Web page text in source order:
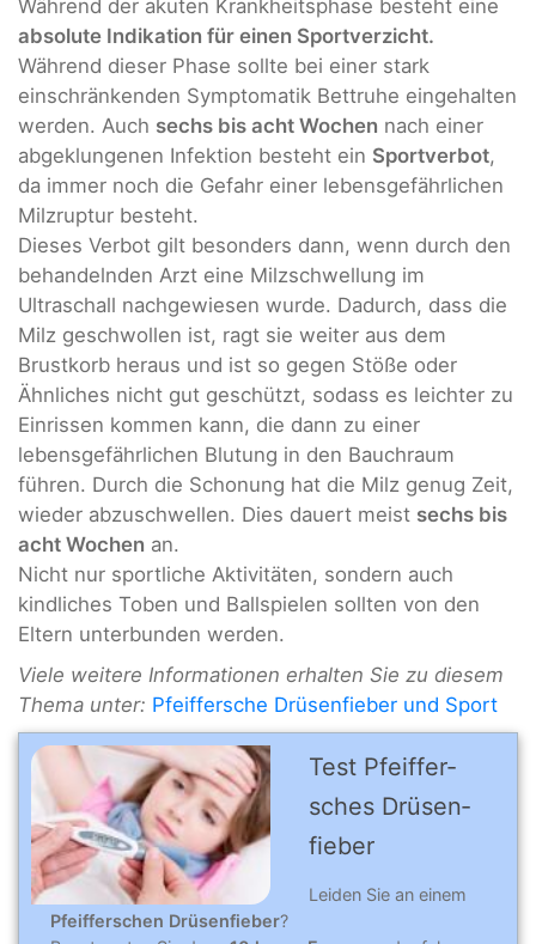
Während der akuten Krankheitsphase besteht eine
absolute Indikation für einen Sportverzicht.
Während dieser Phase sollte bei einer stark
einschränkenden Symptomatik Bettruhe eingehalten
werden. Auch sechs bis acht Wochen nach einer
abgeklungenen Infektion besteht ein Sportverbot,
da immer noch die Gefahr einer lebensgefährlichen
Milzruptur besteht.
Dieses Verbot gilt besonders dann, wenn durch den
behandelnden Arzt eine Milzschwellung im
Ultraschall nachgewiesen wurde. Dadurch, dass die
Milz geschwollen ist, ragt sie weiter aus dem
Brustkorb heraus und ist so gegen Stöße oder
Ähnliches nicht gut geschützt, sodass es leichter zu
Einrissen kommen kann, die dann zu einer
lebensgefährlichen Blutung in den Bauchraum
führen. Durch die Schonung hat die Milz genug Zeit,
wieder abzuschwellen. Dies dauert meist sechs bis
acht Wochen an.
Nicht nur sportliche Aktivitäten, sondern auch
kindliches Toben und Ballspielen sollten von den
Eltern unterbunden werden.
Viele weitere Informationen erhalten Sie zu diesem
Thema unter: Pfeiffersche Drüsenfieber und Sport
Test Pfeiffer­
sches Drü­sen­
fieber
Leiden Sie an einem
Pfeifferschen Drüsenfieber?